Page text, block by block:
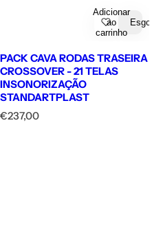
Adicionar
ao
carrinho
Esgotado
PACK CAVA RODAS TRASEIRA
CROSSOVER - 21 TELAS
INSONORIZAÇÃO
STANDARTPLAST
P
€237,00